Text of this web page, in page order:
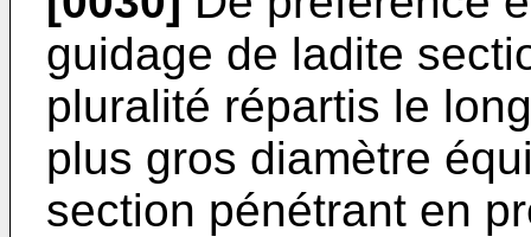
guidage de ladite
pluralité répartis le
plus gros diamètre
section pénétrant en